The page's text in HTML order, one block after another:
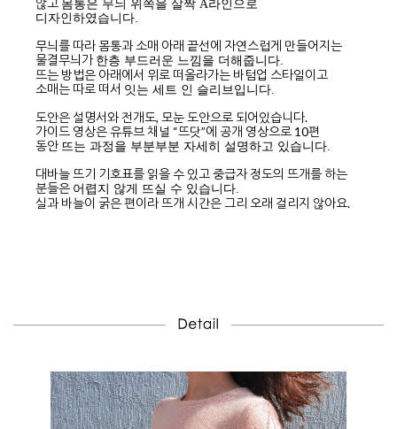
몸통은 무늬 위쪽을 살짝 A라인으로
디자인하였습니다.
무늬를 따라 몸통과 소매 아래 끝선에 자연스럽게 만들어지는
물결무늬가 한층 부드러운 느낌을 더해줍니다.
뜨는 방법은 아래에서 위로 떠올라가는 바텀업 스타일이고
소매는 따로 떠서 잇는 세트 인 슬리브입니다.
도안은 설명서와 전개도, 모눈 도안으로 되어있습니다.
가이드 영상은 유튜브 채널 “뜨닷”에 공개 영상으로 10편
동안 뜨는 과정을 부분부분 자세히 설명하고 있습니다.
대바늘 뜨기 기호표를 읽을 수 있고 중급자 정도의 뜨개를 하는
분들은 어렵지 않게 뜨실 수 있습니다.
실과 바늘이 굵은 편이라 뜨개 시간은 그리 오래 걸리지 않아요.